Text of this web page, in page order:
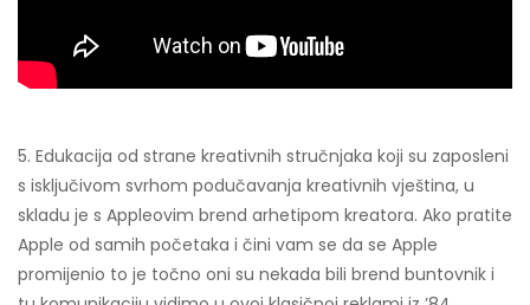
5. Edukacija od strane kreativnih stručnjaka koji su zaposleni
s isključivom svrhom podučavanja kreativnih vještina, u
skladu je s Appleovim brend arhetipom kreatora. Ako pratite
Apple od samih početaka i čini vam se da se Apple
promijenio to je točno oni su nekada bili brend buntovnik i